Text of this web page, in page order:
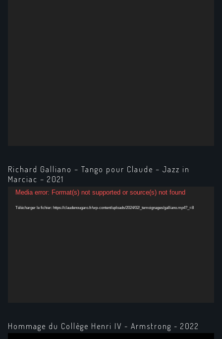
Richard Galliano – Tango pour Claude – Jazz in
Marciac – 2021
Lecteur
Media error: Format(s) not supported or source(s) not found
Télécharger le fichier: https://claudenougaro.fr/wp-content/uploads/2024/02/_temoignages/galliano.mp4?_=8
Hommage du Collège Henri IV - Armstrong - 2022